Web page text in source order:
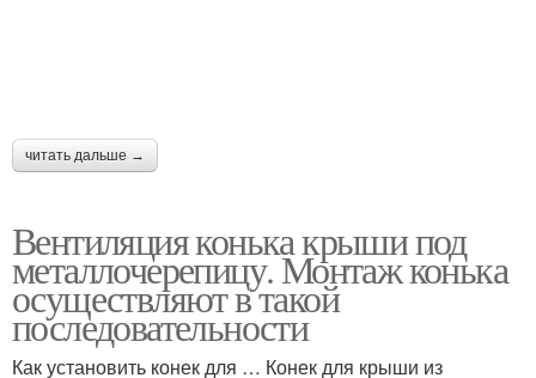
читать дальше →
Вентиляция конька крыши под
металлочерепицу. Монтаж конька
осуществляют в такой
последовательности
Как установить конек для … Конек для крыши из